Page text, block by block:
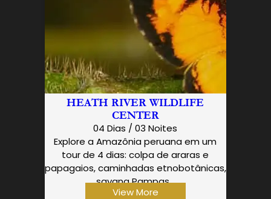
HEATH RIVER WILDLIFE
CENTER
04 Dias / 03 Noites
Explore a Amazônia peruana em um
tour de 4 dias: colpa de araras e
papagaios, caminhadas etnobotânicas,
savana Pampas…
View More